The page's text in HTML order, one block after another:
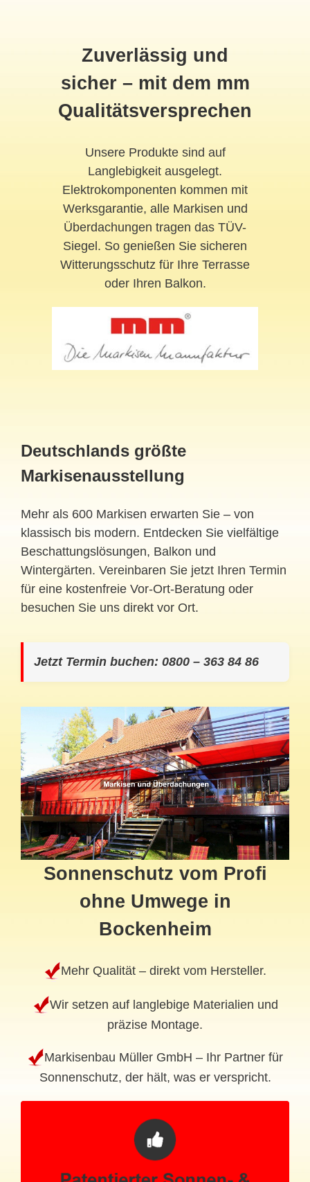
Zuverlässig und
sicher – mit dem mm
Qualitätsversprechen
Unsere Produkte sind auf
Langlebigkeit ausgelegt.
Elektrokomponenten kommen mit
Werksgarantie, alle Markisen und
Überdachungen tragen das TÜV-
Siegel. So genießen Sie sicheren
Witterungsschutz für Ihre Terrasse
oder Ihren Balkon.
Deutschlands größte
Markisenausstellung
Mehr als 600 Markisen erwarten Sie – von
klassisch bis modern. Entdecken Sie vielfältige
Beschattungslösungen, Balkon und
Wintergärten. Vereinbaren Sie jetzt Ihren Termin
für eine kostenfreie Vor-Ort-Beratung oder
besuchen Sie uns direkt vor Ort.
Jetzt Termin buchen: 0800 – 363 84 86
Sonnenschutz vom Profi
ohne Umwege in
Bockenheim
Mehr Qualität – direkt vom Hersteller.
Wir setzen auf langlebige Materialien und
präzise Montage.
Markisenbau Müller GmbH – Ihr Partner für
Sonnenschutz, der hält, was er verspricht.